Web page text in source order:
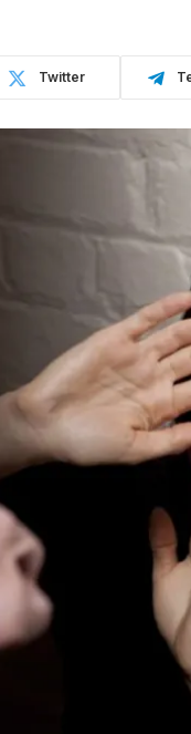
Twitter